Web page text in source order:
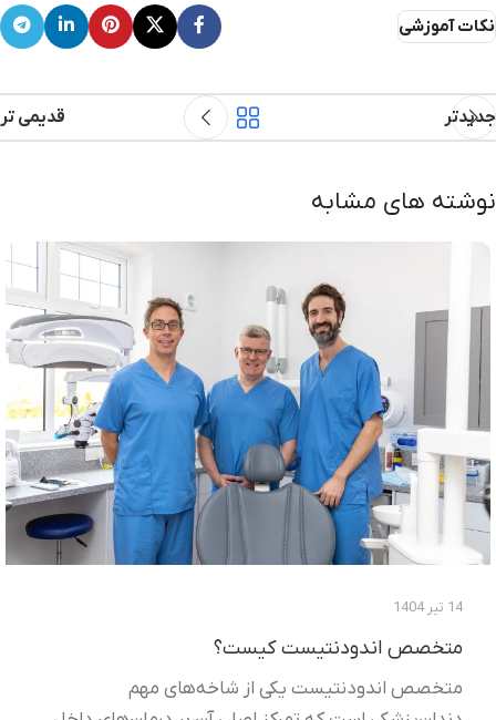
نکات آموزشی
جدیدتر قدیمی تر
نوشته های مشابه
14 تیر 1404
متخصص اندودنتیست کیست؟
متخصص اندودنتیست یکی از شاخه‌های مهم